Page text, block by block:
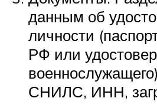
данным об
личности
РФ или
СНИЛС, ИНН,